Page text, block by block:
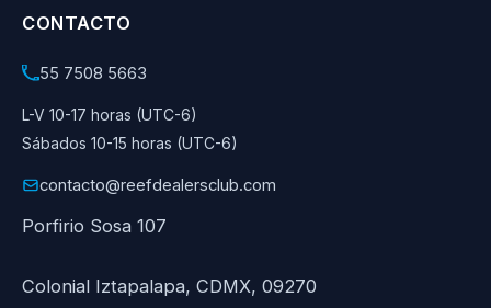
CONTACTO
55 7508 5663
L-V 10-17 horas (UTC-6)
Sábados 10-15 horas (UTC-6)
contacto@reefdealersclub.com
Porfirio Sosa 107
Colonial Iztapalapa, CDMX, 09270